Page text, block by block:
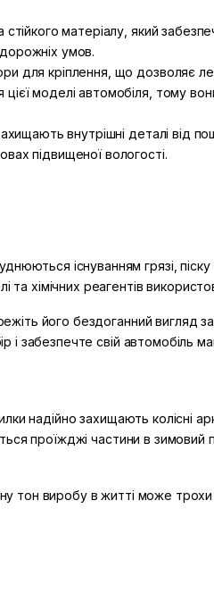
матеріалу, який
умов.
для кріплення, що дозволяє
моделі автомобіля, тому
внутрішні деталі від
підвищеної вологості.
існуванням грязі, піску
та хімічних реагентів
його бездоганний вигляд
і забезпечте свій автомобіль
надійно захищають колісні
проїжджі частини в зимовий
тон виробу в житті може трохи